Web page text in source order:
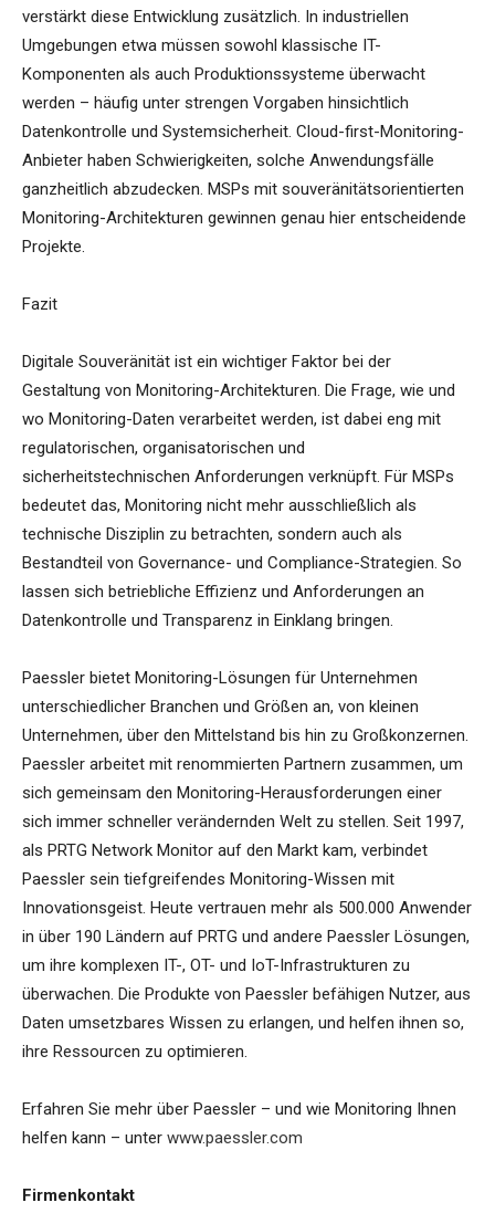
verstärkt diese Entwicklung zusätzlich. In industriellen
Umgebungen etwa müssen sowohl klassische IT-
Komponenten als auch Produktionssysteme überwacht
werden – häufig unter strengen Vorgaben hinsichtlich
Datenkontrolle und Systemsicherheit. Cloud-first-Monitoring-
Anbieter haben Schwierigkeiten, solche Anwendungsfälle
ganzheitlich abzudecken. MSPs mit souveränitätsorientierten
Monitoring-Architekturen gewinnen genau hier entscheidende
Projekte.
Fazit
Digitale Souveränität ist ein wichtiger Faktor bei der
Gestaltung von Monitoring-Architekturen. Die Frage, wie und
wo Monitoring-Daten verarbeitet werden, ist dabei eng mit
regulatorischen, organisatorischen und
sicherheitstechnischen Anforderungen verknüpft. Für MSPs
bedeutet das, Monitoring nicht mehr ausschließlich als
technische Disziplin zu betrachten, sondern auch als
Bestandteil von Governance- und Compliance-Strategien. So
lassen sich betriebliche Effizienz und Anforderungen an
Datenkontrolle und Transparenz in Einklang bringen.
Paessler bietet Monitoring-Lösungen für Unternehmen
unterschiedlicher Branchen und Größen an, von kleinen
Unternehmen, über den Mittelstand bis hin zu Großkonzernen.
Paessler arbeitet mit renommierten Partnern zusammen, um
sich gemeinsam den Monitoring-Herausforderungen einer
sich immer schneller verändernden Welt zu stellen. Seit 1997,
als PRTG Network Monitor auf den Markt kam, verbindet
Paessler sein tiefgreifendes Monitoring-Wissen mit
Innovationsgeist. Heute vertrauen mehr als 500.000 Anwender
in über 190 Ländern auf PRTG und andere Paessler Lösungen,
um ihre komplexen IT-, OT- und IoT-Infrastrukturen zu
überwachen. Die Produkte von Paessler befähigen Nutzer, aus
Daten umsetzbares Wissen zu erlangen, und helfen ihnen so,
ihre Ressourcen zu optimieren.
Erfahren Sie mehr über Paessler – und wie Monitoring Ihnen
helfen kann – unter www.paessler.com
Firmenkontakt